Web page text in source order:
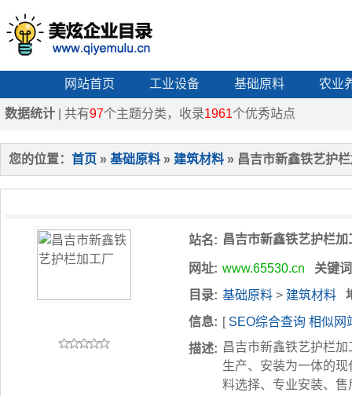
网站首页 工业设备 基础原料 农业
数据统计 | 共有97个主题分类，收录1961个优秀站点
您的位置： 首页 » 基础原料 » 建筑材料 » 昌吉市新鑫铁艺护
站名: 昌吉市新鑫铁艺护栏加
网址: www.65530.cn 关键词
目录: 基础原料 > 建筑材料
信息: [ SEO综合查询 相似网
描述: 昌吉市新鑫铁艺护栏
生产、安装为一体的
料选择、专业安装、